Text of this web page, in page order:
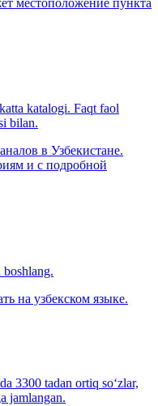
местоположение пункта
katalogi. Faqt faol
bilan.
в Узбекистане.
и с подробной
на узбекском языке.
3300 tadan ortiq so‘zlar,
jamlangan.